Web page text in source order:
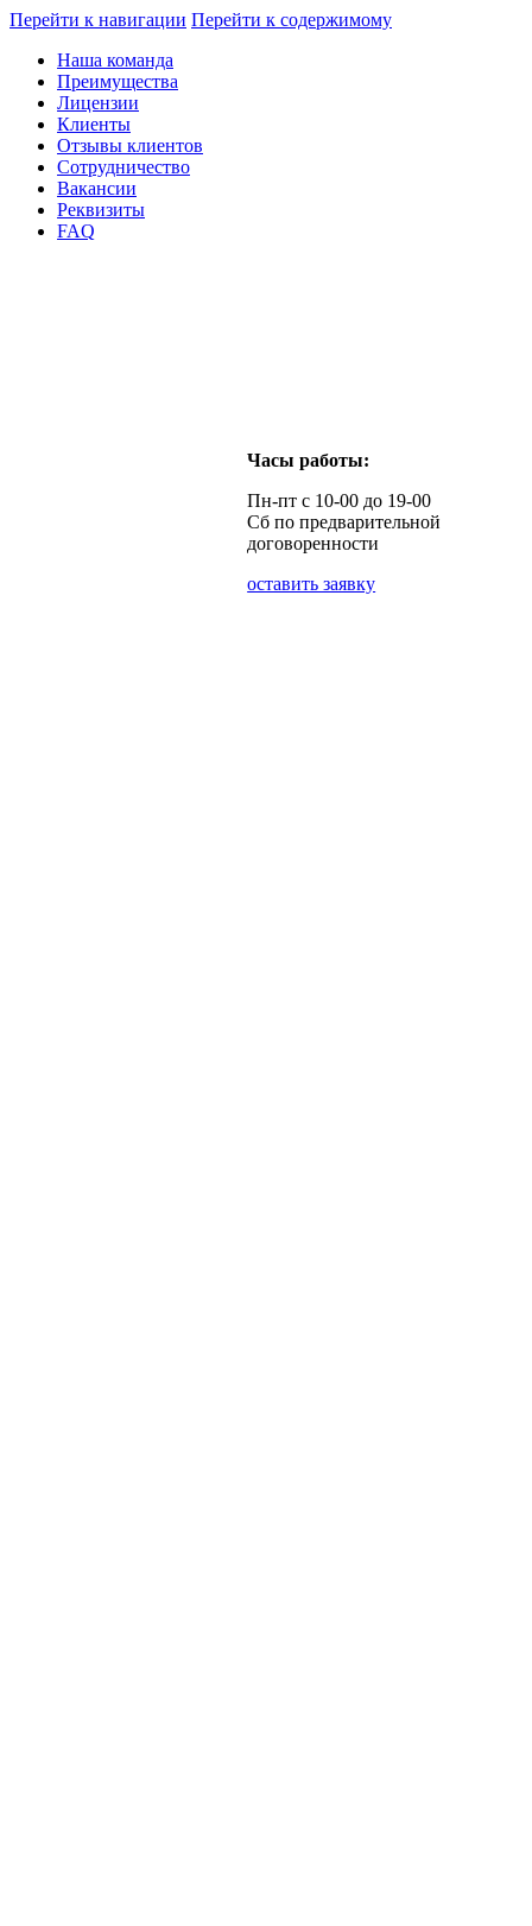
Перейти к навигации Перейти к содержимому
Наша команда
Преимущества
Лицензии
Клиенты
Отзывы клиентов
Сотрудничество
Вакансии
Реквизиты
FAQ
Часы работы:
Пн-пт с 10-00 до 19-00
Сб по предварительной
договоренности
оставить заявку